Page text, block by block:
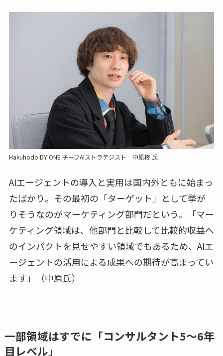
Hakuhodo DY ONE チーフAIストラテジスト 中原柊 氏
AIエージェントの導入と実用は国内外ともに始まっ
たばかり。その最初の「ターゲット」として挙が
りそうなのがマーケティング部門だという。「マー
ケティング領域は、他部門と比較して比較的収益へ
のインパクトを見せやすい領域でもあるため、AIエ
ージェントの活用による成果への期待が高まってい
ます」（中原氏）
一部領域はすでに「コンサルタント5～6年
目レベル」